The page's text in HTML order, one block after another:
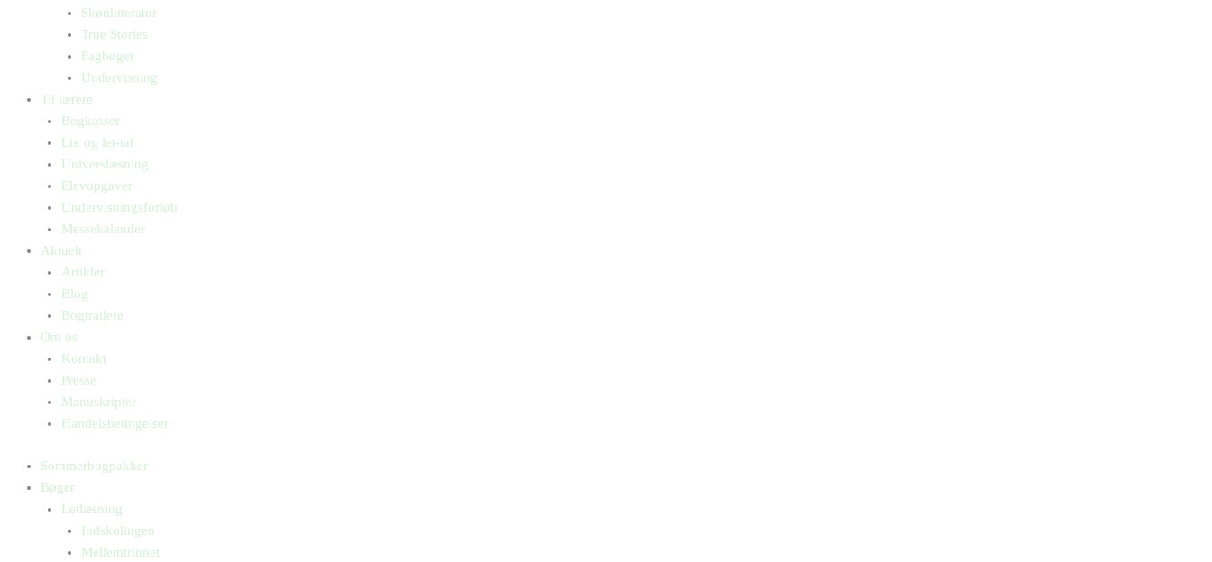
Skønlitteratur
True Stories
Fagbøger
Undervisning
Til lærere
Bogkasser
Lix og let-tal
Universlæsning
Elevopgaver
Undervisningsforløb
Messekalender
Aktuelt
Artikler
Blog
Bogtrailere
Om os
Kontakt
Presse
Manuskripter
Handelsbetingelser
Sommerbogpakker
Bøger
Letlæsning
Indskolingen
Mellemtrinnet